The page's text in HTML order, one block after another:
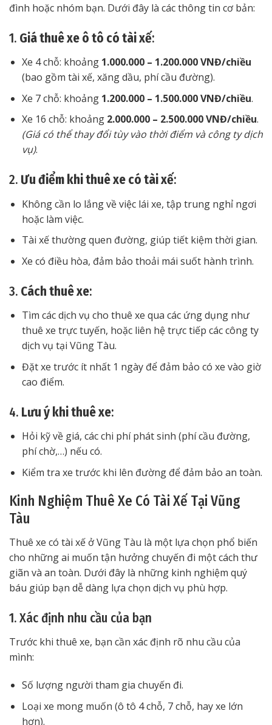
đình hoặc nhóm bạn. Dưới đây là các thông tin cơ bản:
1. Giá thuê xe ô tô có tài xế:
Xe 4 chỗ: khoảng 1.000.000 – 1.200.000 VNĐ/chiều
(bao gồm tài xế, xăng dầu, phí cầu đường).
Xe 7 chỗ: khoảng 1.200.000 – 1.500.000 VNĐ/chiều.
Xe 16 chỗ: khoảng 2.000.000 – 2.500.000 VNĐ/chiều.
(Giá có thể thay đổi tùy vào thời điểm và công ty dịch
vụ).
2. Ưu điểm khi thuê xe có tài xế:
Không cần lo lắng về việc lái xe, tập trung nghỉ ngơi
hoặc làm việc.
Tài xế thường quen đường, giúp tiết kiệm thời gian.
Xe có điều hòa, đảm bảo thoải mái suốt hành trình.
3. Cách thuê xe:
Tìm các dịch vụ cho thuê xe qua các ứng dụng như
thuê xe trực tuyến, hoặc liên hệ trực tiếp các công ty
dịch vụ tại Vũng Tàu.
Đặt xe trước ít nhất 1 ngày để đảm bảo có xe vào giờ
cao điểm.
4. Lưu ý khi thuê xe:
Hỏi kỹ về giá, các chi phí phát sinh (phí cầu đường,
phí chờ,…) nếu có.
Kiểm tra xe trước khi lên đường để đảm bảo an toàn.
Kinh Nghiệm Thuê Xe Có Tài Xế Tại Vũng
Tàu
Thuê xe có tài xế ở Vũng Tàu là một lựa chọn phổ biến
cho những ai muốn tận hưởng chuyến đi một cách thư
giãn và an toàn. Dưới đây là những kinh nghiệm quý
báu giúp bạn dễ dàng lựa chọn dịch vụ phù hợp.
1. Xác định nhu cầu của bạn
Trước khi thuê xe, bạn cần xác định rõ nhu cầu của
mình:
Số lượng người tham gia chuyến đi.
Loại xe mong muốn (ô tô 4 chỗ, 7 chỗ, hay xe lớn
hơn).